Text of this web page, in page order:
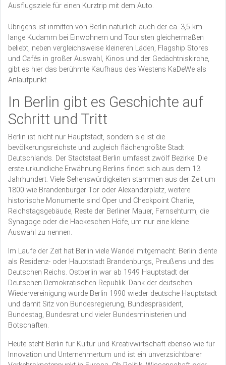
Ausflugsziele für einen Kurztrip mit dem Auto.
Übrigens ist inmitten von Berlin natürlich auch der ca. 3,5 km
lange Kudamm bei Einwohnern und Touristen gleichermaßen
beliebt, neben vergleichsweise kleineren Läden, Flagship Stores
und Cafés in großer Auswahl, Kinos und der Gedächtniskirche,
gibt es hier das berühmte Kaufhaus des Westens KaDeWe als
Anlaufpunkt.
In Berlin gibt es Geschichte auf
Schritt und Tritt
Berlin ist nicht nur Hauptstadt, sondern sie ist die
bevölkerungsreichste und zugleich flächengrößte Stadt
Deutschlands. Der Stadtstaat Berlin umfasst zwölf Bezirke. Die
erste urkundliche Erwähnung Berlins findet sich aus dem 13.
Jahrhundert. Viele Sehenswürdigkeiten stammen aus der Zeit um
1800 wie Brandenburger Tor oder Alexanderplatz, weitere
historische Monumente sind Oper und Checkpoint Charlie,
Reichstagsgebäude, Reste der Berliner Mauer, Fernsehturm, die
Synagoge oder die Hackeschen Höfe, um nur eine kleine
Auswahl zu nennen.
Im Laufe der Zeit hat Berlin viele Wandel mitgemacht: Berlin diente
als Residenz- oder Hauptstadt Brandenburgs, Preußens und des
Deutschen Reichs. Ostberlin war ab 1949 Hauptstadt der
Deutschen Demokratischen Republik. Dank der deutschen
Wiedervereinigung wurde Berlin 1990 wieder deutsche Hauptstadt
und damit Sitz von Bundesregierung, Bundespräsident,
Bundestag, Bundesrat und vieler Bundesministerien und
Botschaften.
Heute steht Berlin für Kultur und Kreativwirtschaft ebenso wie für
Innovation und Unternehmertum und ist ein unverzsichtbarer